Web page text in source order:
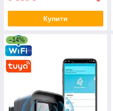
Купити
–14%